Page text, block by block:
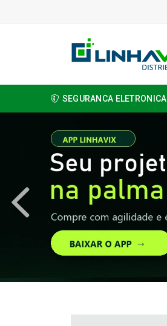
SEGURANCA ELETRONICA